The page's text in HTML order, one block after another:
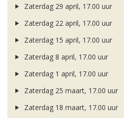
Zaterdag 29 april, 17.00 uur
Zaterdag 22 april, 17.00 uur
Zaterdag 15 april, 17.00 uur
Zaterdag 8 april, 17.00 uur
Zaterdag 1 april, 17.00 uur
Zaterdag 25 maart, 17.00 uur
Zaterdag 18 maart, 17.00 uur